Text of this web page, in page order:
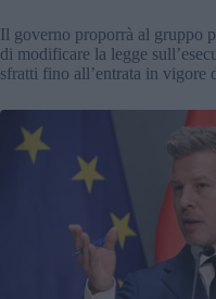
Il governo proporrà al gruppo
di modificare la legge
sfratti fino all’entrata in vigore